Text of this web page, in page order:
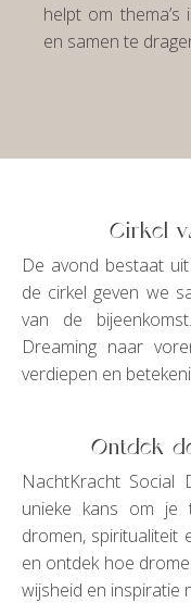
helpt om
en samen te
Cirkel
De avond bestaat
de cirkel geven we
van de
Dreaming naar
verdiepen en
Ontdek
NachtKracht Social
unieke kans om je
dromen, spiritualiteit
en ontdek hoe
wijsheid en inspiratie